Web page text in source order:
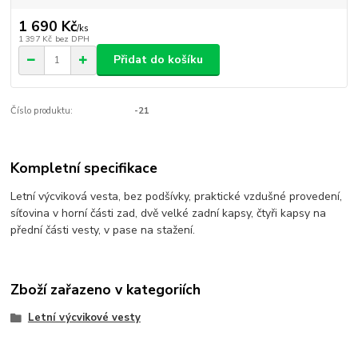
1 690 Kč/ks
1 397 Kč bez DPH
Přidat do košíku
Číslo produktu: -21
Kompletní specifikace
Letní výcviková vesta, bez podšívky, praktické vzdušné provedení,
síťovina v horní části zad, dvě velké zadní kapsy, čtyři kapsy na
přední části vesty, v pase na stažení.
Zboží zařazeno v kategoriích
Letní výcvikové vesty